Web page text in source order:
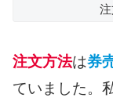
注文方法は券
ていました。